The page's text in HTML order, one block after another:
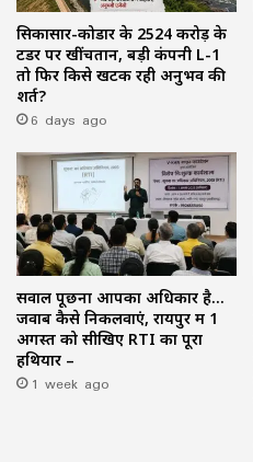
सिकासार-कोडार के ₹2524 करोड़ के
टेंडर पर खींचतान, बड़ी कंपनी L-1
तो फिर किसे खटक रही अनुभव की
शर्त?
6 days ago
सवाल पूछना आपका अधिकार है…
जवाब कैसे निकलवाएं, रायपुर में 1
अगस्त को सीखिए RTI का पूरा
हथियार –
1 week ago